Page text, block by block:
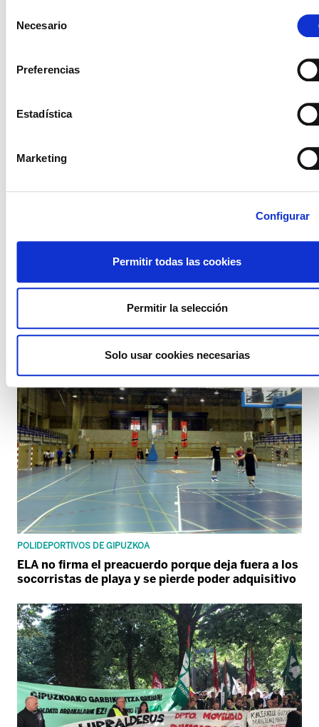
Necesario
Preferencias
Estadística
Marketing
Configurar
Permitir todas las cookies
Permitir la selección
Solo usar cookies necesarias
GIPUZKOAKO ERAIKIN ETA LOKALETAKO GARBIKUNTZA
Denuncian una brecha salarial del 40% en la
quinta jornada de huelga
POLIDEPORTIVOS DE GIPUZKOA
ELA no firma el preacuerdo porque deja fuera a los
socorristas de playa y se pierde poder adquisitivo